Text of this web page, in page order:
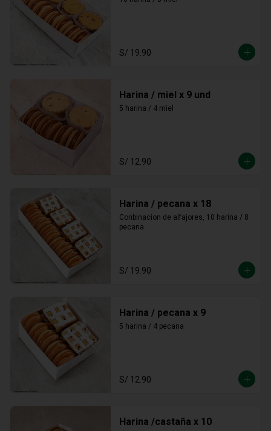
S/ 19.90
Harina / miel x 9 und
5 harina / 4 miel
S/ 12.90
Harina / pecana x 18
Conbinacion de alfajores, 10 harina / 8
pecana
S/ 19.90
Harina / pecana x 9
5 harina / 4 pecana
S/ 12.90
Harina /castaña x 10